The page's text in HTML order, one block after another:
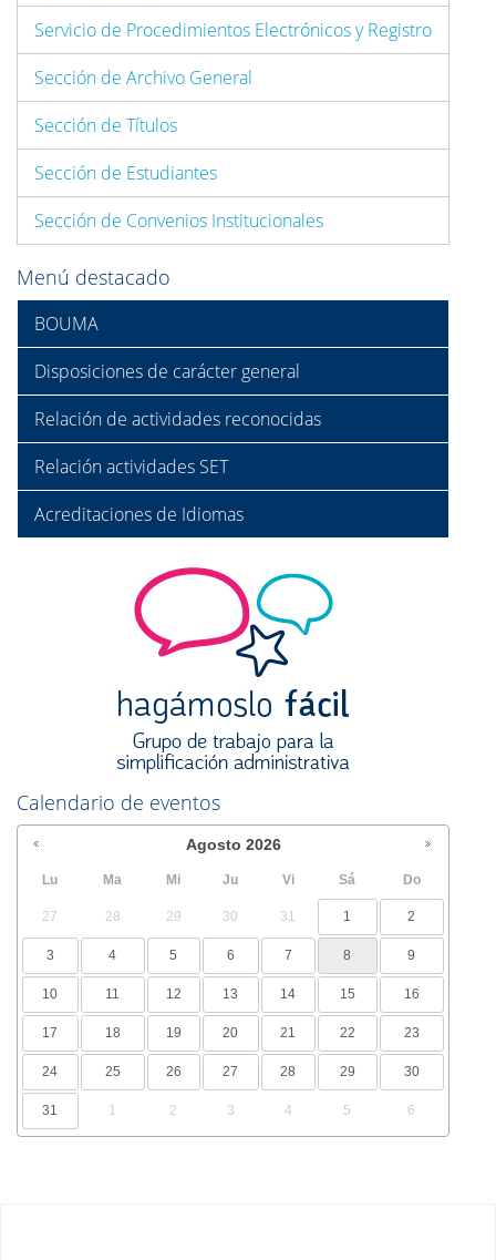
Servicio de Procedimientos Electrónicos y Registro
Sección de Archivo General
Sección de Títulos
Sección de Estudiantes
Sección de Convenios Institucionales
Menú destacado
BOUMA
Disposiciones de carácter general
Relación de actividades reconocidas
Relación actividades SET
Acreditaciones de Idiomas
Calendario de eventos
Agosto 2026
Lu Ma Mi Ju Vi Sá Do
27 28 29 30 31 1 2
3 4 5 6 7 8 9
10 11 12 13 14 15 16
17 18 19 20 21 22 23
24 25 26 27 28 29 30
31 1 2 3 4 5 6